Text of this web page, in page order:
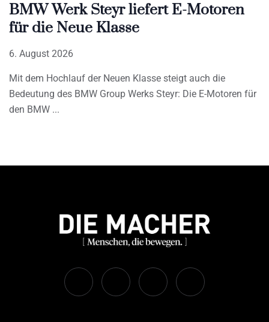
BMW Werk Steyr liefert E-Motoren
für die Neue Klasse
6. August 2026
Mit dem Hochlauf der Neuen Klasse steigt auch die
Bedeutung des BMW Group Werks Steyr: Die E-Motoren für
den BMW